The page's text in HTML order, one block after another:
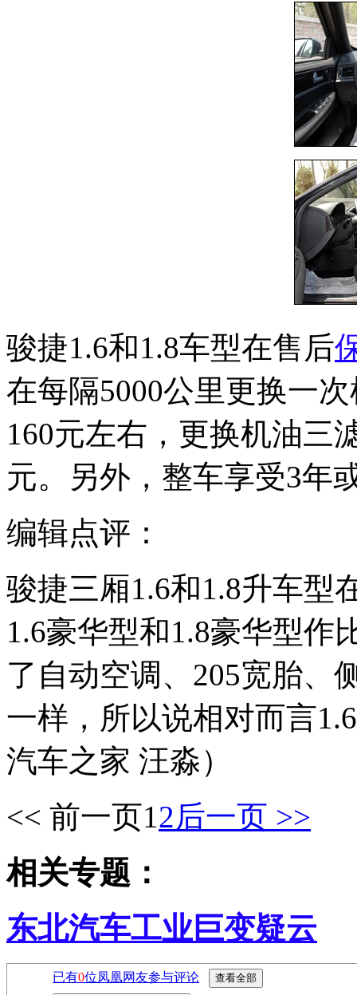
骏捷1.6和1.8车型在售后
在每隔5000公里更换一
160元左右，更换机油三
元。另外，整车享受3年
编辑点评：
骏捷三厢1.6和1.8升车型
1.6豪华型和1.8豪华型作
了自动空调、205宽胎、
一样，所以说相对而言
汽车之家 汪淼）
<< 前一页12后一页 >>
相关专题：
东北汽车工业巨变疑云
已有0位凤凰网友参与评论